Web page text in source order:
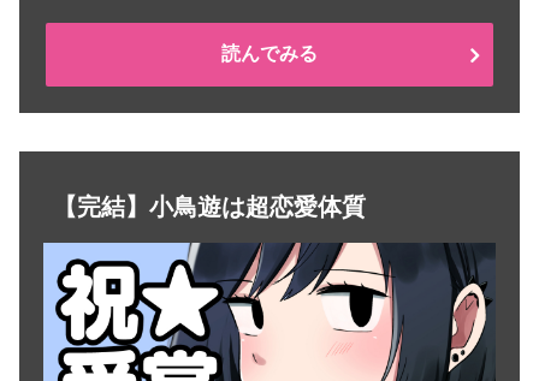
読んでみる
【完結】小鳥遊は超恋愛体質